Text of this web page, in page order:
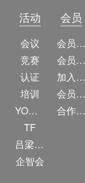
活动
会议
竞赛
认证
培训
YOCSEF
TF
吕梁振兴
企智会
会员
会员简介
会员权益
加入CCF
会员交费
合作伙伴